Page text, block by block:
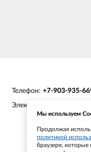
Телефон: +7-903-935-
Электронная почта:
Мы используем
Продолжая
политикой
браузере,